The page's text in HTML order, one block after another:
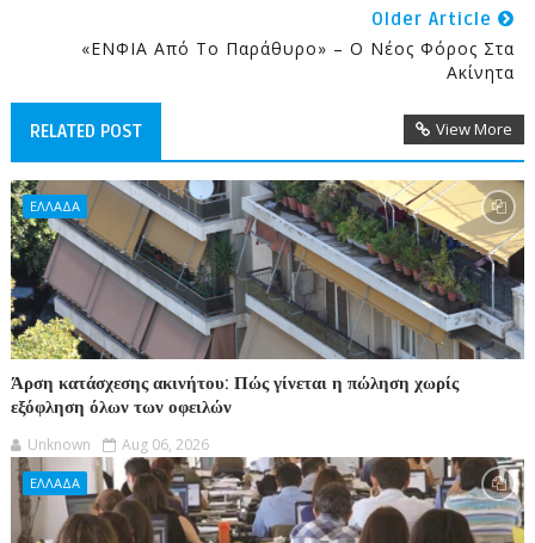
Older Article
«ΕΝΦΙΑ Από Το Παράθυρο» – Ο Νέος Φόρος Στα
Ακίνητα
RELATED POST View More
ΕΛΛΑΔΑ
Άρση κατάσχεσης ακινήτου: Πώς γίνεται η πώληση χωρίς
εξόφληση όλων των οφειλών
Unknown Aug 06, 2026
ΕΛΛΑΔΑ